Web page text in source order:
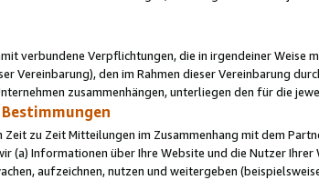
verbundene Verpflichtungen, die in irgendeiner Weise
Vereinbarung), den im Rahmen dieser Vereinbarung
zusammenhängen, unterliegen den für die
Zeit zu Zeit Mitteilungen im Zusammenhang mit dem
(a) Informationen über Ihre Website und die Nutzer
aufzeichnen, nutzen und weitergeben